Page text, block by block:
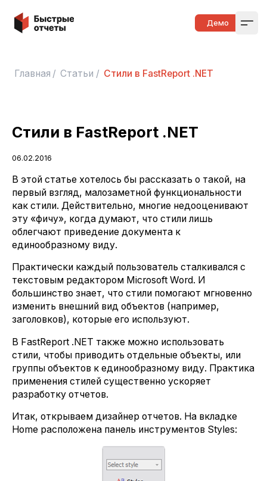
Быстрые отчеты Демо
Главная / Статьи / Стили в FastReport .NET
Стили в FastReport .NET
06.02.2016
В этой статье хотелось бы рассказать о такой, на
первый взгляд, малозаметной функциональности
как стили. Действительно, многие недооценивают
эту «фичу», когда думают, что стили лишь
облегчают приведение документа к
единообразному виду.
Практически каждый пользователь сталкивался с
текстовым редактором Microsoft Word. И
большинство знает, что стили помогают мгновенно
изменить внешний вид объектов (например,
заголовков), которые его используют.
В FastReport .NET также можно использовать
стили, чтобы приводить отдельные объекты, или
группы объектов к единообразному виду. Практика
применения стилей существенно ускоряет
разработку отчетов.
Итак, открываем дизайнер отчетов. На вкладке
Home расположена панель инструментов Styles: